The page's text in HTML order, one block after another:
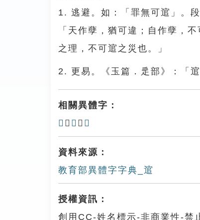
1. 逃避。如：「罪無可逭」。
「天作孽，猶可違；自作孽，
之理，不可逭之災也。」
2. 更易。《玉篇．辵部》：「逭
相關異體字：
𨙕 、 𩁧 、 䠉
資料來源：
教育部異體字字典_逭
授權資訊：
創用CC-姓名標示-非商業性-禁